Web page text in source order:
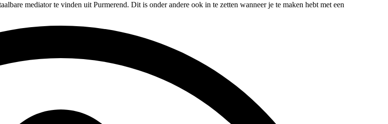
mediator te vinden uit Purmerend. Dit is onder andere ook in te zetten wanneer je te maken hebt met een